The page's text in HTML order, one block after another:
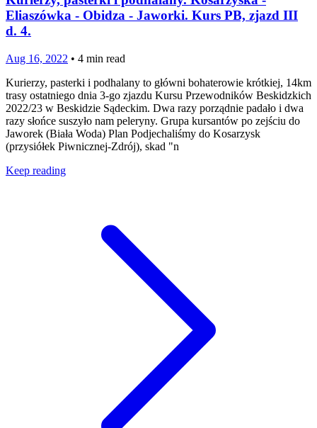
Eliaszówka - Obidza - Jaworki. Kurs PB, zjazd III
d. 4.
Aug 16, 2022 • 4 min read
Kurierzy, pasterki i podhalany to główni bohaterowie krótkiej, 14km
trasy ostatniego dnia 3-go zjazdu Kursu Przewodników Beskidzkich
2022/23 w Beskidzie Sądeckim. Dwa razy porządnie padało i dwa
razy słońce suszyło nam peleryny. Grupa kursantów po zejściu do
Jaworek (Biała Woda) Plan Podjechaliśmy do Kosarzysk
(przysiółek Piwnicznej-Zdrój), skad "n
Keep reading